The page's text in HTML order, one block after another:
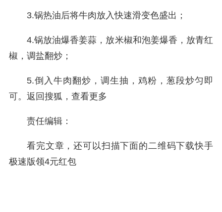
3.锅热油后将牛肉放入快速滑变色盛出；
4.锅放油爆香姜蒜，放米椒和泡姜爆香，放青红
椒，调盐翻炒；
5.倒入牛肉翻炒，调生抽，鸡粉，葱段炒匀即
可。 返回搜狐，查看更多
责任编辑：
看完文章，还可以扫描下面的二维码下载快手
极速版领4元红包